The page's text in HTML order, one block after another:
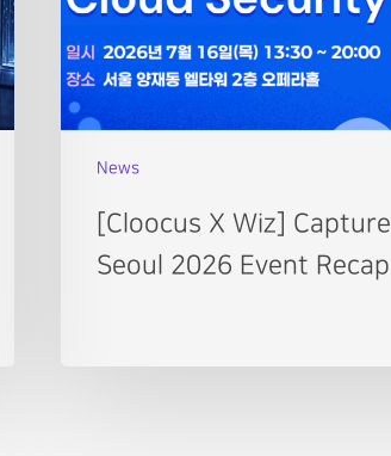
News
[Cloocus X Wiz]
Seoul 2026 Event Recap